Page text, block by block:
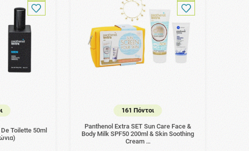
Toilette 50ml
161 Πόντοι
Panthenol Extra SET Sun Care Face &
Body Milk SPF50 200ml & Skin Soothing
Cream …